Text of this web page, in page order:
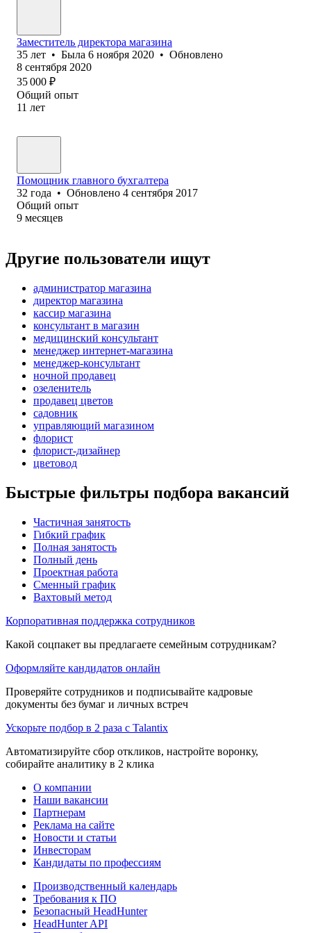
Заместитель директора магазина
35 лет • Была 6 ноября 2020 • Обновлено
8 сентября 2020
35 000 ₽
Общий опыт
11 лет
Помощник главного бухгалтера
32 года • Обновлено 4 сентября 2017
Общий опыт
9 месяцев
Другие пользователи ищут
администратор магазина
директор магазина
кассир магазина
консультант в магазин
медицинский консультант
менеджер интернет-магазина
менеджер-консультант
ночной продавец
озеленитель
продавец цветов
садовник
управляющий магазином
флорист
флорист-дизайнер
цветовод
Быстрые фильтры подбора вакансий
Частичная занятость
Гибкий график
Полная занятость
Полный день
Проектная работа
Сменный график
Вахтовый метод
Корпоративная поддержка сотрудников
Какой соцпакет вы предлагаете семейным сотрудникам?
Оформляйте кандидатов онлайн
Проверяйте сотрудников и подписывайте кадровые
документы без бумаг и личных встреч
Ускорьте подбор в 2 раза с Talantix
Автоматизируйте сбор откликов, настройте воронку,
собирайте аналитику в 2 клика
О компании
Наши вакансии
Партнерам
Реклама на сайте
Новости и статьи
Инвесторам
Кандидаты по профессиям
Производственный календарь
Требования к ПО
Безопасный HeadHunter
HeadHunter API